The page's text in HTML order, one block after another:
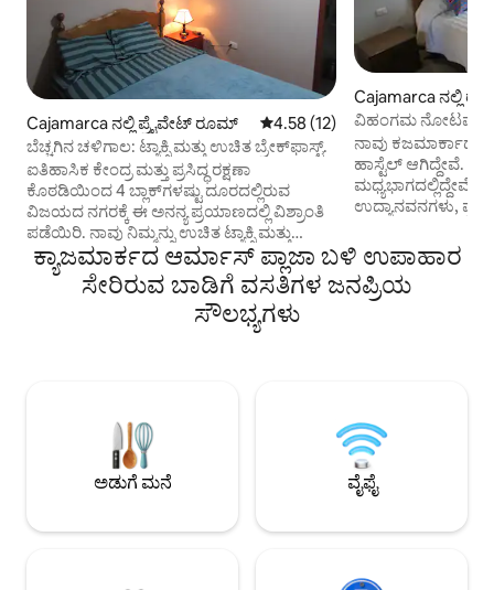
Cajamarca ನಲ್ಲಿ ಪ್ರೈವೇಟ್ ರೂಮ್ 5 ರಲ್ಲಿ 4.58 ಸರಾಸರಿ ರೇಟಿಂಗ್, 12
4.58 (12)
ಬೆಚ್ಚಗಿನ ಚಳಿಗಾಲ: ಟ್ಯಾಕ್ಸಿ ಮತ್ತು ಉಚಿತ ಬ್ರೇಕ್‌ಫಾಸ್ಟ್.
ಐತಿಹಾಸಿಕ ಕೇಂದ್ರ ಮತ್ತು ಪ್ರಸಿದ್ಧ ರಕ್ಷಣಾ
ಕೊಠಡಿಯಿಂದ 4 ಬ್ಲಾಕ್‌ಗಳಷ್ಟು ದೂರದಲ್ಲಿರುವ
ವಿಜಯದ ನಗರಕ್ಕೆ ಈ ಅನನ್ಯ ಪ್ರಯಾಣದಲ್ಲಿ ವಿಶ್ರಾಂತಿ
ಪಡೆಯಿರಿ. ನಾವು ನಿಮ್ಮನ್ನು ಉಚಿತ ಟ್ಯಾಕ್ಸಿ ಮತ್ತು
ಡೋನಟ್‌ಗಳು, ಜಾಮ್ ಮತ್ತು ಕಾಫಿಯನ್ನು ಒಳಗೊಂಡ
ಪ್ರಾದೇಶಿಕ ಬ್ರೇಕ್‌ಫಾಸ್ಟ್‌ನೊಂದಿಗೆ ಸ್ವಾಗತಿಸುತ್ತೇವೆ.
ಸ್ಟೌವ್, ಓದುವ ಪ್ರದೇಶ, ಚೆಸ್ ಮತ್ತು
ಧೂಮಪಾನಿಗಳಿಗಾಗಿ ಖಾಸಗಿ ಬಾಲ್ಕನಿಯನ್ನು
ಹೊಂದಿರುವ ಬೆಚ್ಚಗಿನ ರೂಮ್ ಅನ್ನು ಆನಂದಿಸಿ.
ನಿಮಗಾಗಿ ಕಾಯುತ್ತಿದೆ. ಬುಕ್ ಮಾಡಿ ಮತ್ತು
ಮರೆಯಲಾಗದ ವಾಸ್ತವ್ಯವನ್ನು ಅನುಭವಿಸಿ!
Cajamarca ನಲ್ಲಿ
ವಿಹಂಗಮ
ರೂಮ್‌ಗಳು ಮತ್ತು
ನಾವು
ಹಾಸ್ಟೆಲ್ ಆಗಿದ್ದೇವೆ.
ಮಧ್ಯಭಾಗದಲ್ಲಿದ್ದೇವೆ,
ಉದ್ಯಾನವನಗಳು,
ನೈಟ್‌ಕ್ಲಬ್‌ಗಳು,
ಮಾರುಕಟ್ಟೆಗಳಿಗೆ ಬಹಳ
ದಂಪತಿಯಾಗಿ,
ಕ್ಯಾಜಮಾರ್ಕದ ಆರ್ಮಾಸ್ ಪ್ಲಾಜಾ ಬಳಿ ಉಪಾಹಾರ
ಸೇರಿರುವ ಬಾಡಿಗೆ ವಸತಿಗಳ ಜನಪ್ರಿಯ
ಸೌಲಭ್ಯಗಳು
ಅಡುಗೆ ಮನೆ ವೈಫೈ